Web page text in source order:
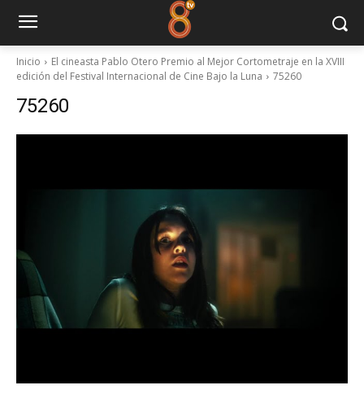
Inicio
El cineasta Pablo Otero Premio al Mejor Cortometraje en la XVIII
edición del Festival Internacional de Cine Bajo la Luna
75260
75260